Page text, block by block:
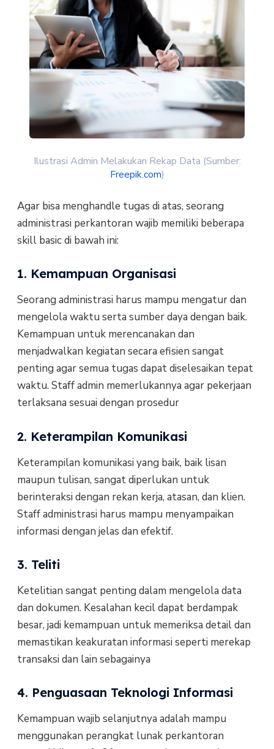
Ilustrasi Admin Melakukan Rekap Data (Sumber:
Freepik.com)
Agar bisa menghandle tugas di atas, seorang
administrasi perkantoran wajib memiliki beberapa
skill basic di bawah ini:
1. Kemampuan Organisasi
Seorang administrasi harus mampu mengatur dan
mengelola waktu serta sumber daya dengan baik.
Kemampuan untuk merencanakan dan
menjadwalkan kegiatan secara efisien sangat
penting agar semua tugas dapat diselesaikan tepat
waktu. Staff admin memerlukannya agar pekerjaan
terlaksana sesuai dengan prosedur
2. Keterampilan Komunikasi
Keterampilan komunikasi yang baik, baik lisan
maupun tulisan, sangat diperlukan untuk
berinteraksi dengan rekan kerja, atasan, dan klien.
Staff administrasi harus mampu menyampaikan
informasi dengan jelas dan efektif.
3. Teliti
Ketelitian sangat penting dalam mengelola data
dan dokumen. Kesalahan kecil dapat berdampak
besar, jadi kemampuan untuk memeriksa detail dan
memastikan keakuratan informasi seperti merekap
transaksi dan lain sebagainya
4. Penguasaan Teknologi Informasi
Kemampuan wajib selanjutnya adalah mampu
menggunakan perangkat lunak perkantoran